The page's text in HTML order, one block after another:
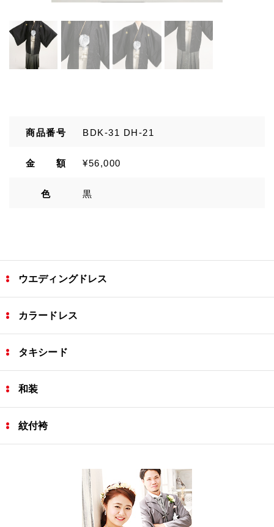
商品番号 BDK-31 DH-21
金 額 ¥56,000
色 黒
ウエディングドレス
カラードレス
タキシード
和装
紋付袴